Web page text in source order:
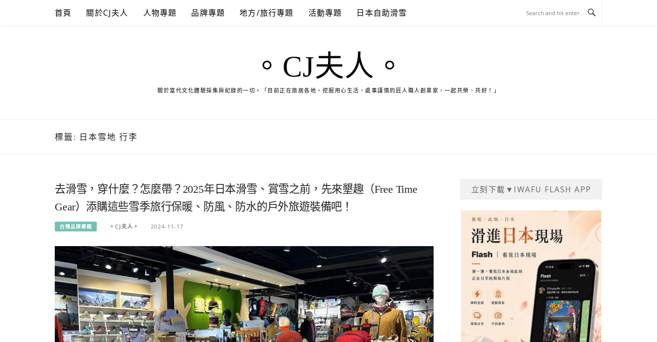
首頁 關於CJ夫人 人物專題 品牌專題 地方/旅行專題 活動專題 日本自助滑雪
。CJ夫人。
關於當代文化體驗採集與紀錄的一切。「目前正在旅居各地，挖掘用心生活、處事謹慎的匠人職人創業家，一起共榮、共好！」
標籤: 日本雪地 行李
去滑雪，穿什麼？怎麼帶？2025年日本滑雪、賞雪之前，先來墾趣（Free Time
Gear）添購這些雪季旅行保暖、防風、防水的戶外旅遊裝備吧！
台灣品牌專題 。CJ夫人。 2024-11-17
立刻下載▼IWAFU FLASH APP